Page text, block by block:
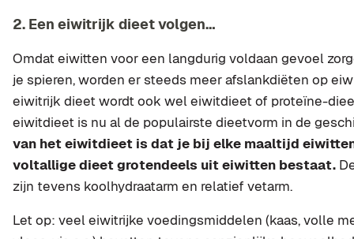
2. Een eiwitrijk dieet volgen…
Omdat eiwitten voor een langdurig voldaan gevoel
je spieren, worden er steeds meer afslankdiëten op
eiwitrijk dieet wordt ook wel eiwitdieet of proteïne-
eiwitdieet is nu al de populairste dieetvorm in de
van het eiwitdieet is dat je bij elke maaltijd
voltallige dieet grotendeels uit eiwitten bestaat.
zijn tevens koolhydraatarm en relatief vetarm.
Let op: veel eiwitrijke voedingsmiddelen (kaas, volle